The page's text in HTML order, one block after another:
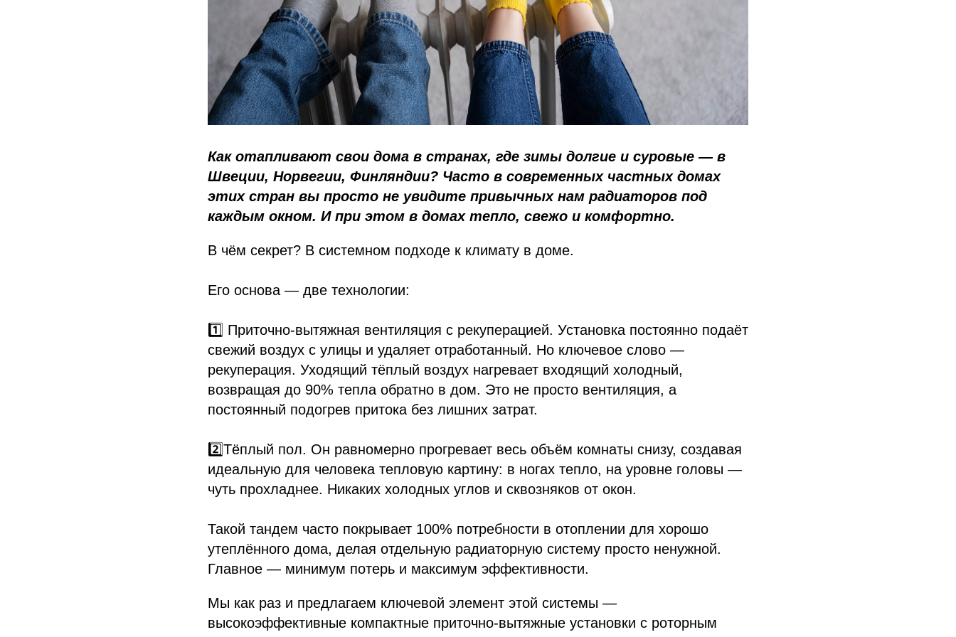
Как отапливают свои дома в странах, где зимы долгие и суровые — в
Швеции, Норвегии, Финляндии? Часто в современных частных домах
этих стран вы просто не увидите привычных нам радиаторов под
каждым окном. И при этом в домах тепло, свежо и комфортно.
В чём секрет? В системном подходе к климату в доме.
Его основа — две технологии:
1️⃣ Приточно-вытяжная вентиляция с рекуперацией. Установка постоянно подаёт
свежий воздух с улицы и удаляет отработанный. Но ключевое слово —
рекуперация. Уходящий тёплый воздух нагревает входящий холодный,
возвращая до 90% тепла обратно в дом. Это не просто вентиляция, а
постоянный подогрев притока без лишних затрат.
2️⃣Тёплый пол. Он равномерно прогревает весь объём комнаты снизу, создавая
идеальную для человека тепловую картину: в ногах тепло, на уровне головы —
чуть прохладнее. Никаких холодных углов и сквозняков от окон.
Такой тандем часто покрывает 100% потребности в отоплении для хорошо
утеплённого дома, делая отдельную радиаторную систему просто ненужной.
Главное — минимум потерь и максимум эффективности.
Мы как раз и предлагаем ключевой элемент этой системы —
высокоэффективные компактные приточно-вытяжные установки с роторным